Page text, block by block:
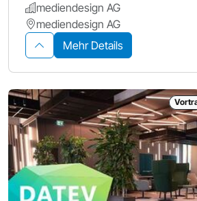
mediendesign AG
mediendesign AG
Mehr Details